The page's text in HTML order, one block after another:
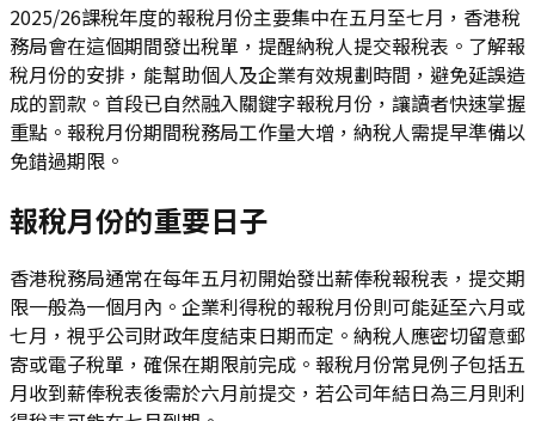
2025/26課稅年度的報稅月份主要集中在五月至七月，香港稅
務局會在這個期間發出稅單，提醒納稅人提交報稅表。了解報
稅月份的安排，能幫助個人及企業有效規劃時間，避免延誤造
成的罰款。首段已自然融入關鍵字報稅月份，讓讀者快速掌握
重點。報稅月份期間稅務局工作量大增，納稅人需提早準備以
免錯過期限。
報稅月份的重要日子
香港稅務局通常在每年五月初開始發出薪俸稅報稅表，提交期
限一般為一個月內。企業利得稅的報稅月份則可能延至六月或
七月，視乎公司財政年度結束日期而定。納稅人應密切留意郵
寄或電子稅單，確保在期限前完成。報稅月份常見例子包括五
月收到薪俸稅表後需於六月前提交，若公司年結日為三月則利